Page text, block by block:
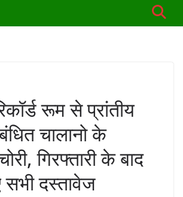
रूम से प्रांतीय
चालानो के
गिरफ्तारी के बाद
सभी दस्तावेज